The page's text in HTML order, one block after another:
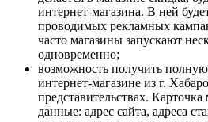
интернет-магазина. В ней
проводимых рекламных
часто магазины запускают
одновременно;
возможность получить
интернет-магазине из г.
представительствах.
данные: адрес сайта, адреса